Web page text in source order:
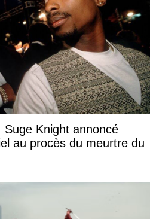
Knight annoncé
au procès du meurtre du